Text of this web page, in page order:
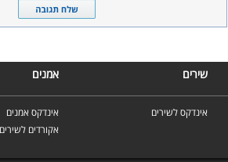
שירים אמנים
אינדקס לשירים
אינדקס אמנים
אקורדים לשירים